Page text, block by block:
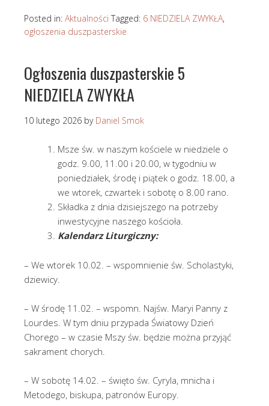
Posted in: Aktualności Tagged: 6 NIEDZIELA ZWYKŁA,
ogłoszenia duszpasterskie
Ogłoszenia duszpasterskie 5
NIEDZIELA ZWYKŁA
10 lutego 2026 by Daniel Smok
Msze św. w naszym kościele w niedziele o
godz. 9.00, 11.00 i 20.00, w tygodniu w
poniedziałek, środę i piątek o godz. 18.00, a
we wtorek, czwartek i sobotę o 8.00 rano.
Składka z dnia dzisiejszego na potrzeby
inwestycyjne naszego kościoła.
Kalendarz Liturgiczny:
– We wtorek 10.02. – wspomnienie św. Scholastyki,
dziewicy.
– W środę 11.02. – wspomn. Najśw. Maryi Panny z
Lourdes. W tym dniu przypada Światowy Dzień
Chorego – w czasie Mszy św. będzie można przyjąć
sakrament chorych.
– W sobotę 14.02. – święto św. Cyryla, mnicha i
Metodego, biskupa, patronów Europy.